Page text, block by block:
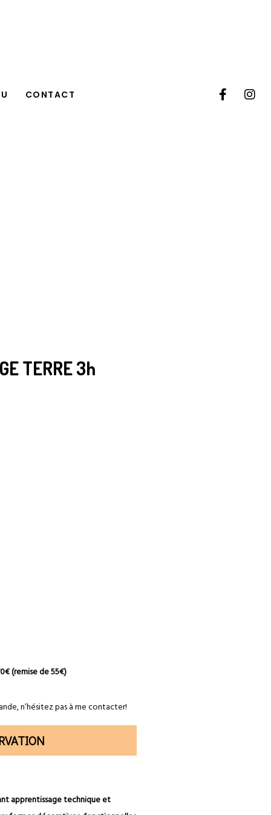
CONTACT
TERRE 3h
(remise de 55€)
n’hésitez pas à me contacter!
apprentissage technique et